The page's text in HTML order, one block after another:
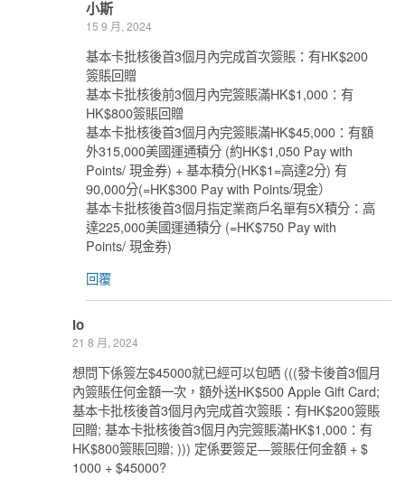
小斯
15 9 月, 2024
基本卡批核後首3個月內完成首次簽賬：有HK$200
簽賬回贈
基本卡批核後前3個月內完簽賬滿HK$1,000：有
HK$800簽賬回贈
基本卡批核後首3個月內完簽賬滿HK$45,000：有額
外315,000美國運通積分 (約HK$1,050 Pay with
Points/ 現金券) + 基本積分(HK$1=高達2分) 有
90,000分(=HK$300 Pay with Points/現金）
基本卡批核後首3個月指定業商戶名單有5X積分：高
達225,000美國運通積分 (=HK$750 Pay with
Points/ 現金券)
回覆
lo
21 8 月, 2024
想問下係簽左$45000就已經可以包晒 (((發卡後首3個月
內簽賬任何金額一次，額外送HK$500 Apple Gift Card;
基本卡批核後首3個月內完成首次簽賬：有HK$200簽賬
回贈; 基本卡批核後首3個月內完簽賬滿HK$1,000：有
HK$800簽賬回贈; ))) 定係要簽足—簽賬任何金額 + $
1000 + $45000?